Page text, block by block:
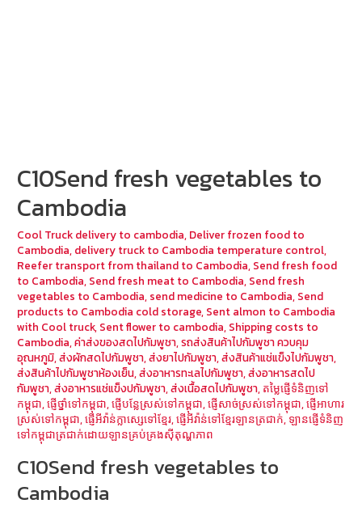
C10Send fresh vegetables to
Cambodia
Cool Truck delivery to cambodia, Deliver frozen food to
Cambodia, delivery truck to Cambodia temperature control,
Reefer transport from thailand to Cambodia, Send fresh food
to Cambodia, Send fresh meat to Cambodia, Send fresh
vegetables to Cambodia, send medicine to Cambodia, Send
products to Cambodia cold storage, Sent almon to Cambodia
with Cool truck, Sent flower to cambodia, Shipping costs to
Cambodia,ค่าส่งของสดไปกัมพูชา,รถส่งสินค้าไปกัมพูชา ควบคุม
อุณหภูมิ,ส่งผักสดไปกัมพูชา,ส่งยาไปกัมพูชา,ส่งสินค้าแช่แข็งไปกัมพูชา,
ส่งสินค้าไปกัมพูชาห้องเย็น,ส่งอาหารทะเลไปกัมพูชา,ส่งอาหารสดไป
กัมพูชา,ส่งอาหารแช่แข็งปกัมพูชา,ส่งเนื้อสดไปกัมพูชา, តម្លៃផ្ញើទំនិញទៅ
កម្ពុជា,ផ្ញើថ្នាំទៅកម្ពុជា,ផ្ញើបន្លែស្រស់ទៅកម្ពុជា,ផ្ញើសាច់ស្រស់ទៅកម្ពុជា,ផ្ញើអាហារ
ស្រស់ទៅកម្ពុជា,ផ្ញើអីវ៉ាន់ក្លាស្សេទៅខ្មែរ,ផ្ញើអីវ៉ាន់ទៅខ្មែរឡានត្រជាក់, ឡានផ្ញើទំនិញ
ទៅកម្ពុជាត្រជាក់ដោយឡានគ្រប់គ្រងស៊ីតុណ្ហភាព
C10Send fresh vegetables to
Cambodia